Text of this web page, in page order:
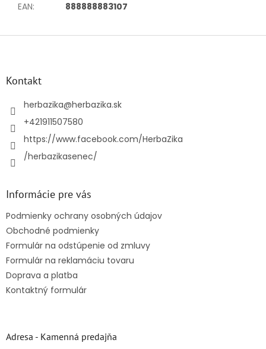
EAN: 888888883107
Kontakt
herbazika@herbazika.sk
+421911507580
https://www.facebook.com/HerbaZika
/herbazikasenec/
Informácie pre vás
Podmienky ochrany osobných údajov
Obchodné podmienky
Formulár na odstúpenie od zmluvy
Formulár na reklamáciu tovaru
Doprava a platba
Kontaktný formulár
Adresa - Kamenná predajňa